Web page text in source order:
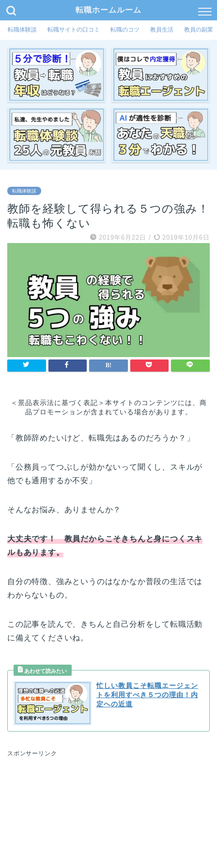
転職ホームルーム
転職体験談 転職サイトの口コミ 転職のコツ 教員生活 教員の副業
転職体験談
教師を経験して得られる５つの強み！
転職も怖くない
2019年6月22日 / 2019年10月6日
＜景品表示法に基づく表記＞本サイトのコンテンツには、商
品プロモーションが含まれている場合があります。
「教師辞めたいけど、転職先はあるのだろうか？」
「公務員ってつぶしが効かないって聞くし、スキルが
他でも通用するか不安」
そんなお悩み、ありませんか？
大丈夫です！ 教員だからこそきちんと身につくスキ
ルもあります。
自分の特徴、強みというのはなかなか普段の生活では
わからないもの。
この記事を読んで、きちんと自己分析をして転職活動
に備えてくださいね。
忙しい教員こそ転職エージェン
トを利用すべき５つの理由！内
定への近道
スポンサーリンク